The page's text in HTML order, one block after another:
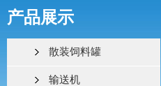
产品展示
散装饲料罐
输送机